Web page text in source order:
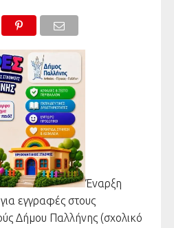
Έναρξη
εγγραφές στους
Δήμου Παλλήνης (σχολικό